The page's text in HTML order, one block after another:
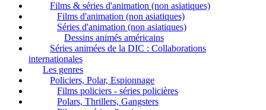
Films & séries d'animation (non asiatiques)
Films d'animation (non asiatiques)
Séries d'animation (non asiatiques)
Dessins animés américains
Séries animées de la DIC : Collaborations
internationales
Les genres
Policiers, Polar, Espionnage
Films policiers - séries policières
Polars, Thrillers, Gangsters